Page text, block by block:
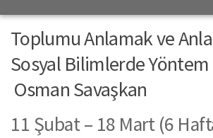
Toplumu Anlamak ve
Sosyal Bilimlerde Yöntem
Osman Savaşkan
11 Şubat – 18 Mart (6